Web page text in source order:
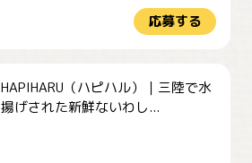
応募する
HAPIHARU（ハピハル）｜三陸で水
揚げされた新鮮ないわし...